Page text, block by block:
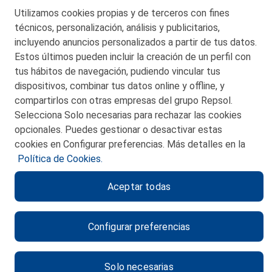
© 2026 Petronor S.A.
CONTACTO
MAPA WEB
POLITICA DE PRIVACIDAD
POLITICA DE COOKIES
CANAL DE ÉTICA
Utilizamos cookies propias y de terceros con fines
técnicos, personalización, análisis y publicitarios,
incluyendo anuncios personalizados a partir de tus datos.
Estos últimos pueden incluir la creación de un perfil con
tus hábitos de navegación, pudiendo vincular tus
dispositivos, combinar tus datos online y offline, y
compartirlos con otras empresas del grupo Repsol.
Selecciona Solo necesarias para rechazar las cookies
opcionales. Puedes gestionar o desactivar estas
cookies en Configurar preferencias. Más detalles en la
Política de Cookies.
Configurar preferencias
Solo necesarias
Aceptar todas